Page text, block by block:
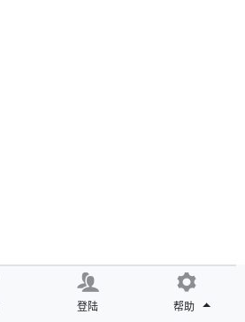
登陆 帮助